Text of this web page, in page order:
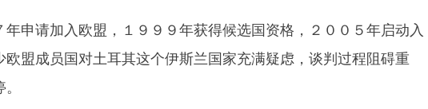
请加入欧盟，１９９９年获得候选国资格，２００５年启动入
欧盟成员国对土耳其这个伊斯兰国家充满疑虑，谈判过程阻碍重